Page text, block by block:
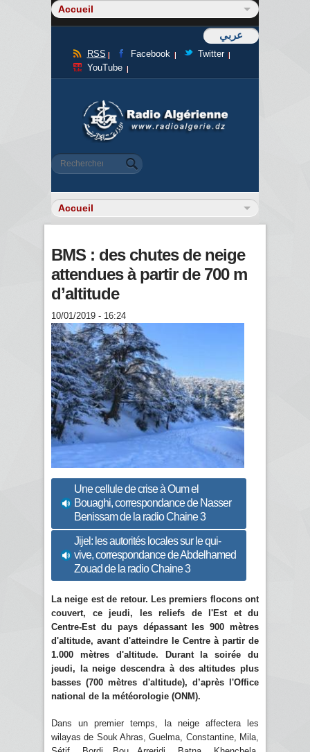
عربي
RSS Facebook
Twitter
YouTube
Formulaire de recherche
Rechercher
BMS : des chutes de neige
attendues à partir de 700 m
d’altitude
10/01/2019 - 16:24
Une cellule de crise à Oum el
Bouaghi, correspondance de Nasser
Benissam de la radio Chaine 3
Jijel: les autorités locales sur le qui-
vive, correspondance de Abdelhamed
Zouad de la radio Chaine 3
La neige est de retour. Les premiers flocons ont
couvert, ce jeudi, les reliefs de l'Est et du
Centre-Est du pays dépassant les 900 mètres
d'altitude, avant d'atteindre le Centre à partir de
1.000 mètres d'altitude. Durant la soirée du
jeudi, la neige descendra à des altitudes plus
basses (700 mètres d'altitude), d’après l'Office
national de la météorologie (ONM).
Dans un premier temps, la neige affectera les
wilayas de Souk Ahras, Guelma, Constantine, Mila,